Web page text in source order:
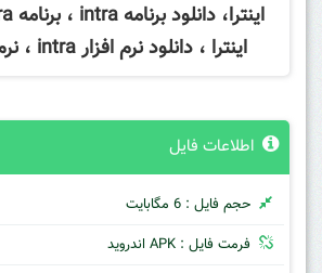
اینترا ، دانلود نرم افزار intra ، نرم افزار intra
اطلاعات فایل
حجم فایل : 6 مگابایت
فرمت فایل : APK اندروید